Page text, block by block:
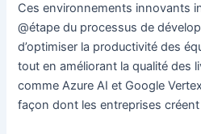
Ces environnements innovants
@étape du processus de
d’optimiser la productivité des
tout en améliorant la qualité des
comme Azure AI et Google
façon dont les entreprises